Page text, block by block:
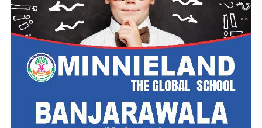
सामान्य ज्ञान और करंट अफेयर्स:राष्ट्रीय राजधानी दिल्ली के
इतिहास, भूगोल और समसामयिक घटनाओं (Current Affairs)
पर विशेष ध्यान दें, क्योंकि सामान्य जागरूकता खंड में इससे जुड़े
सवाल पूछे जाते हैं।
यह दिल्ली सरकार के अंतर्गत एक स्थिर, सुरक्षित और सम्मानित करियर
बनाने का एक बेजोड़ मौका है। इच्छुक उम्मीदवार अंतिम तिथि15 जुलाई
से पहले अपना आवेदन सुनिश्चित करें। नियमित अपडेट के लिए
DSSSB की ऑफिशियल वेबसाइट को समय-समय पर चेक करते रहें।